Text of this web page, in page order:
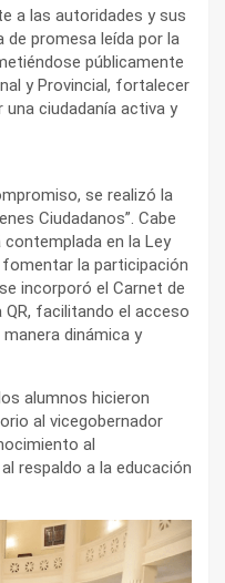
a las autoridades y sus
promesa leída por la
públicamente
y Provincial, fortalecer
una ciudadanía activa y
se realizó la
Ciudadanos”. Cabe
en la Ley
fomentar la participación
incorporó el Carnet de
facilitando el acceso
dinámica y
alumnos hicieron
al vicegobernador
al
respaldo a la educación